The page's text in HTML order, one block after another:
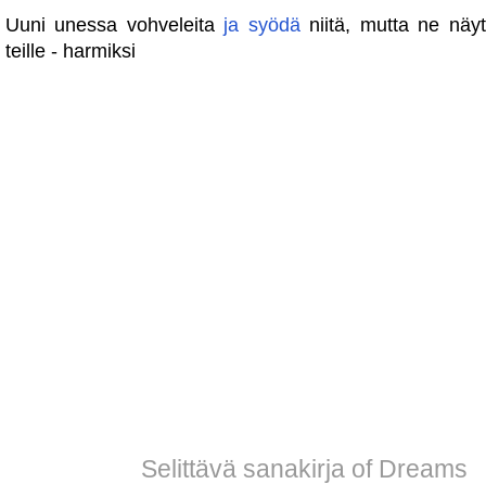
Uuni unessa vohveleita ja syödäniitä, mutta ne
teille - harmiksi
Selittävä sanakirja of Dreams